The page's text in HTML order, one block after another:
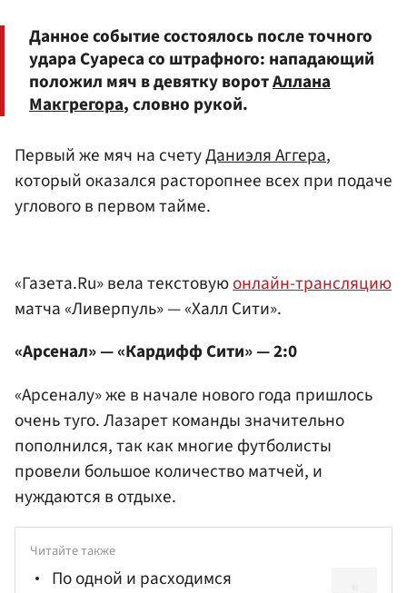
Данное событие состоялось после точного
удара Суареса со штрафного: нападающий
положил мяч в девятку воротАллана
Макгрегора, словно рукой.
Первый же мяч на счетуДаниэля Аггера,
который оказался расторопнее всех при подаче
углового в первом тайме.
«Газета.Ru» вела текстовуюонлайн-трансляцию
матча «Ливерпуль» — «Халл Сити».
«Арсенал» — «Кардифф Сити» — 2:0
«Арсеналу» же в начале нового года пришлось
очень туго. Лазарет команды значительно
пополнился, так как многие футболисты
провели большое количество матчей, и
нуждаются в отдыхе.
Читайте также
По одной и расходимся